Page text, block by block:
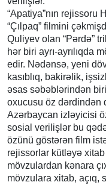
“Apatiya”nın rejissoru
“Çılpaq” filmini
Quliyev olan “Pərdə”
hər biri ayrı-ayrılıqda
edir. Nədənsə, yeni
kasıblıq, bakirəlik,
əsas səbəblərindən
oxucusu öz dərdindən
Azərbaycan izləyicisi
sosial verilişlər bu
özünü göstərən film
rejissorlar kütləyə
mövzulardan kənara
mövzulara xitab, açıq,